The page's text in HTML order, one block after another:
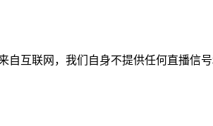
互联网，我们自身不提供任何直播信